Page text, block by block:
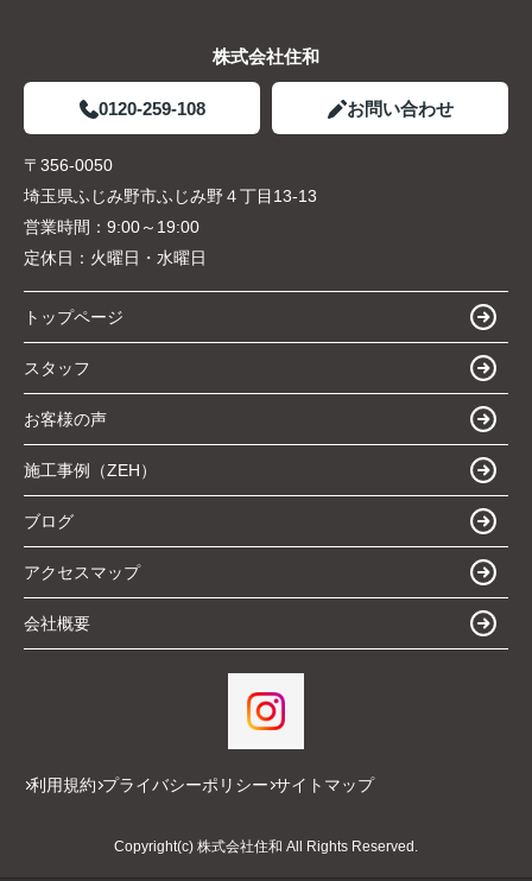
株式会社住和
0120-259-108 お問い合わせ
〒356-0050
埼玉県ふじみ野市ふじみ野４丁目13-13
営業時間： 9:00～19:00
定休日： 火曜日・水曜日
トップページ
スタッフ
お客様の声
施工事例（ZEH）
ブログ
アクセスマップ
会社概要
利用規約 プライバシーポリシー サイトマップ
Copyright(c) 株式会社住和 All Rights Reserved.